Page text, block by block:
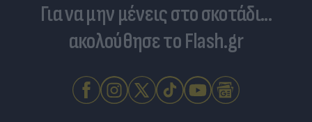
Για να μην μένεις στο σκοτάδι...
ακολούθησε το Flash.gr